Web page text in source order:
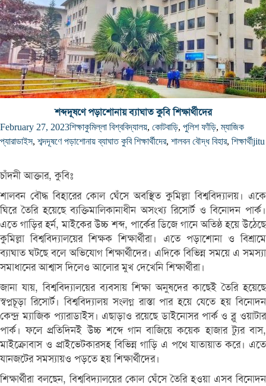
শব্দদূষণে পড়াশোনায় ব্যাঘাত কুবি শিক্ষার্থীদের
February 27, 2023শিক্ষাকুমিল্লা বিশ্ববিদ্যালয়, কোটবাড়ি, পুলিশ ফাঁড়ি,ম্যাজিক
প্যারাডাইস, শব্দদূষণে পড়াশোনায় ব্যাঘাত কুবি শিক্ষার্থীদের, শালবন বৌদ্ধ বিহার, শিক্ষার্থীjitu
চাঁদনী আক্তার, কুবিঃ
শালবন বৌদ্ধ বিহারের কোল ঘেঁসে অবস্থিত কুমিল্লা বিশ্ববিদ্যালয়। একে
ঘিরে তৈরি হয়েছে ব্যক্তিমালিকানাধীন অসংখ্য রিসোর্ট ও বিনোদন পার্ক।
এতে গাড়ির হর্ন, মাইকের উচ্চ শব্দ, পার্কের ডিজে গানে অতিষ্ঠ হয়ে উঠেছে
কুমিল্লা বিশ্ববিদ্যালয়ের শিক্ষক শিক্ষার্থীরা। এতে পড়াশোনা ও বিশ্রামে
ব্যাঘাত ঘটছে বলে অভিযোগ শিক্ষার্থীদের। এদিকে বিভিন্ন সময়ে এ সমস্যা
সমাধানের আশ্বাস দিলেও আলোর মুখ দেখেনি শিক্ষার্থীরা।
জানা যায়, বিশ্ববিদ্যালয়ের ব্যবসায় শিক্ষা অনুষদের কাছেই তৈরি হয়েছে
স্বপ্নচূড়া রিসোর্ট। বিশ্ববিদ্যালয় সংলগ্ন রাস্তা পার হয়ে যেতে হয় বিনোদন
কেন্দ্র ম্যাজিক প্যারাডাইস। এছাড়াও রয়েছে ডাইনোসর পার্ক ও ব্লু ওয়াটার
পার্ক। ফলে প্রতিদিনই উচ্চ শব্দে গান বাজিয়ে কয়েক হাজার ট্যুর বাস,
মাইক্রোবাস ও প্রাইভেটকারসহ বিভিন্ন গাড়ি এ পথে যাতায়াত করে। এতে
যানজটের সমস্যায়ও পড়তে হয় শিক্ষার্থীদের।
শিক্ষার্থীরা বলছেন, বিশ্ববিদ্যালয়ের কোল ঘেঁসে তৈরি হওয়া এসব বিনোদন